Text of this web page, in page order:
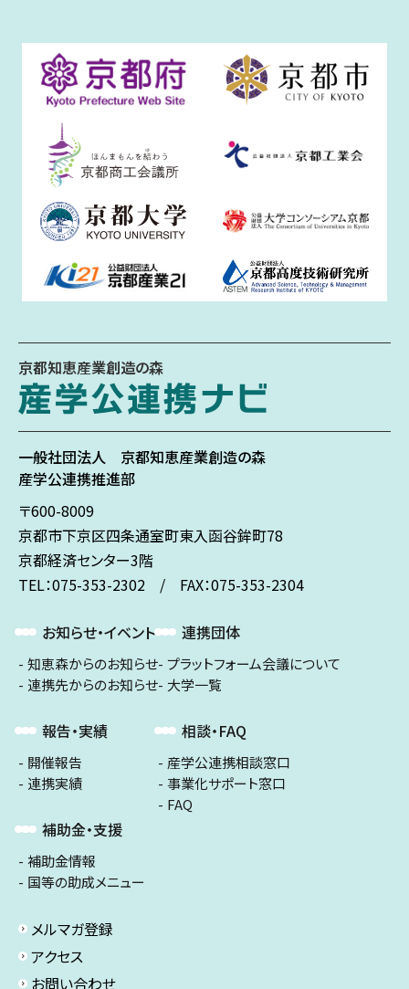
京都知恵産業創造の森
一般社団法人 京都知恵産業創造の森
産学公連携推進部
〒600-8009
京都市下京区四条通室町東入函谷鉾町78
京都経済センター3階
TEL：075-353-2302 / FAX：075-353-2304
お知らせ・イベント
知恵森からのお知らせ
連携先からのお知らせ
報告・実績
開催報告
連携実績
補助金・支援
補助金情報
国等の助成メニュー
連携団体
プラットフォーム会議について
大学一覧
相談・FAQ
産学公連携相談窓口
事業化サポート窓口
FAQ
メルマガ登録
アクセス
お問い合わせ